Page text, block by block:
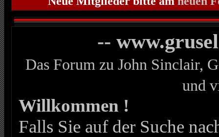
--
Das Forum zu John Sinclair,
und
Willkommen !
Falls Sie auf der Suche